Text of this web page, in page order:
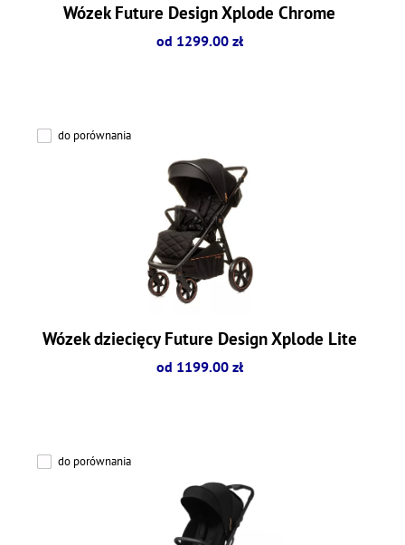
Wózek Future Design Xplode Chrome
od 1299.00 zł
do porównania
Wózek dziecięcy Future Design Xplode Lite
od 1199.00 zł
do porównania